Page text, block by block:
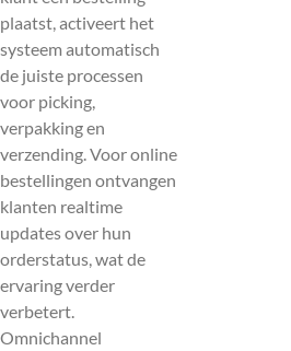
plaatst, activeert het
systeem automatisch
de juiste processen
voor picking,
verpakking en
verzending. Voor online
bestellingen ontvangen
klanten realtime
updates over hun
orderstatus, wat de
ervaring verder
verbetert.
Omnichannel